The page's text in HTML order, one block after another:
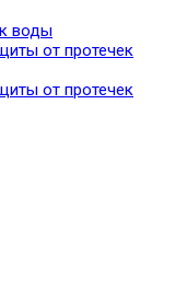
воды
от протечек
от протечек